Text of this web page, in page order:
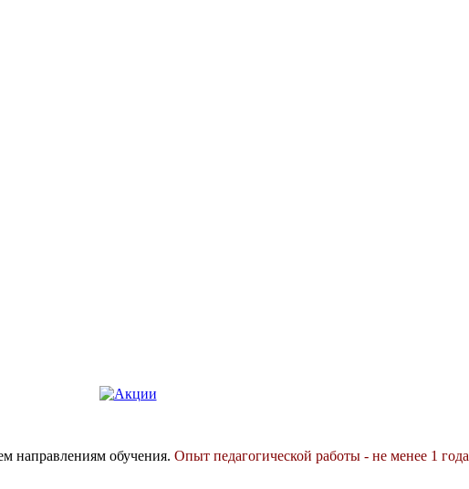
направлениям обучения. Опыт педагогической работы - не менее 1 года